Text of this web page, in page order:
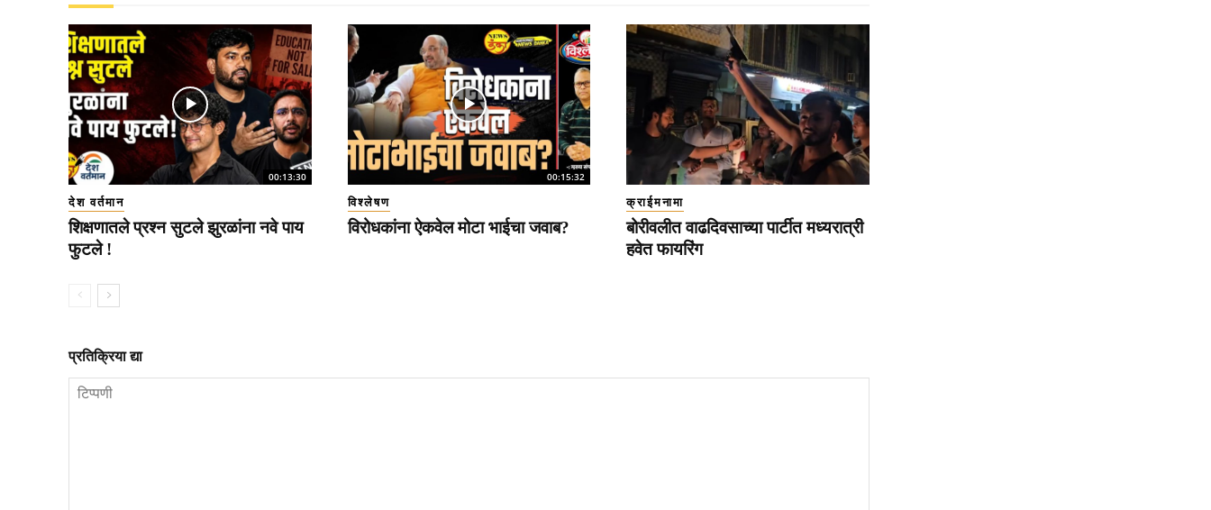
00:13:30
देश वर्तमान
शिक्षणातले प्रश्न सुटले झुरळांना नवे पाय
फुटले !
00:15:32
विश्लेषण
विरोधकांना ऐकवेल मोटा भाईचा जवाब?
क्राईमनामा
बोरीवलीत वाढदिवसाच्या पार्टीत मध्यरात्री
हवेत फायरिंग
प्रतिक्रिया द्या